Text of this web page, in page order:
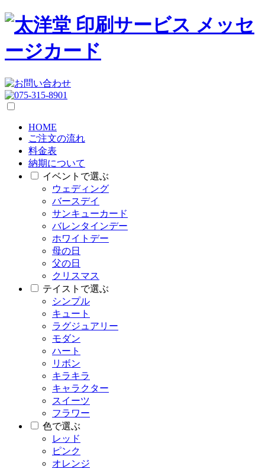
HOME
ご注文の流れ
料金表
納期について
イベントで選ぶ
ウェディング
バースデイ
サンキューカード
バレンタインデー
ホワイトデー
母の日
父の日
クリスマス
テイストで選ぶ
シンプル
キュート
ラグジュアリー
モダン
ハート
リボン
キラキラ
キャラクター
スイーツ
フラワー
色で選ぶ
レッド
ピンク
オレンジ